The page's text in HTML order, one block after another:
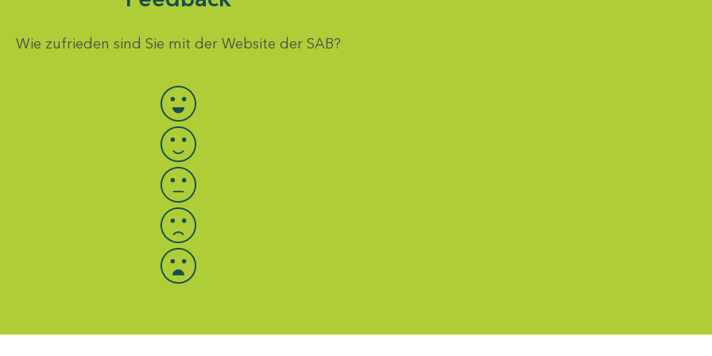
Wie zufrieden sind Sie mit der Website der SAB?
Bewertung auswählen